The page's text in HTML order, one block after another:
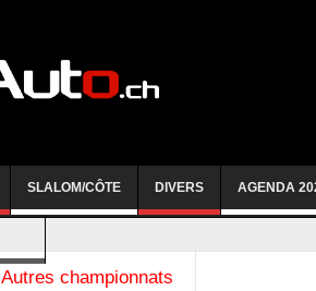
SLALOM/CÔTE DIVERS AGENDA
Autres championnats